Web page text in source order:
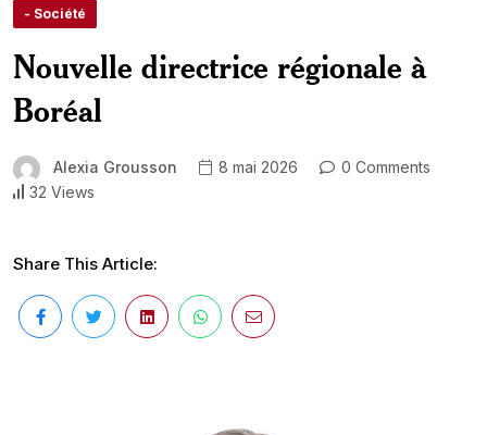
- Société
Nouvelle directrice régionale à
Boréal
Alexia Grousson 8 mai 2026
0 Comments
32 Views
Share This Article: